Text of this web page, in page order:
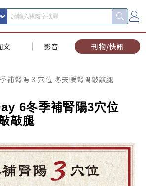
文 影音 刊物/快訊
補腎陽 3 穴位 冬天暖腎陽敲敲腿
6冬季補腎陽3穴位
敲腿